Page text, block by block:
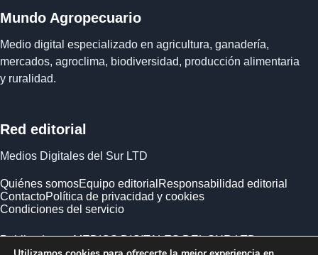
Mundo Agropecuario
Medio digital especializado en agricultura, ganadería,
mercados, agroclima, biodiversidad, producción alimentaria
y ruralidad.
Red editorial
Medios Digitales del Sur LTD
Quiénes somosEquipo editorial Responsabilidad editorial
ContactoPolítica de privacidad y cookies
Condiciones del servicio
Publicado por MEDIOS DIGITALES DEL SUR LTD ·